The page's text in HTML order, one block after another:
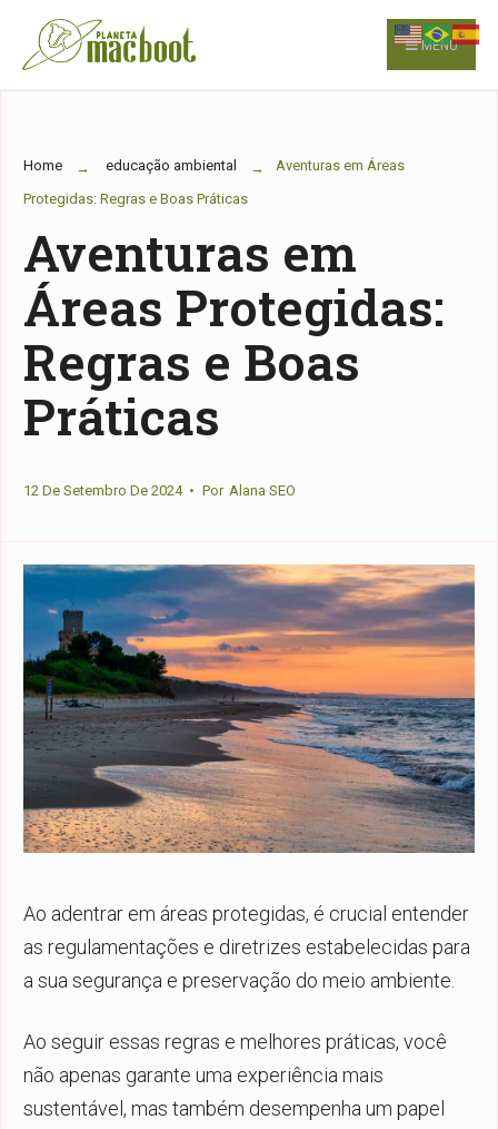
Skip
to
MENU
Home educação ambiental
Aventuras em Áreas
Protegidas: Regras e Boas Práticas
Aventuras em
Áreas Protegidas:
Regras e Boas
Práticas
12 De Setembro De 2024 • Por Alana SEO
Ao adentrar em áreas protegidas, é crucial entender
as regulamentações e diretrizes estabelecidas para
a sua segurança e preservação do meio ambiente.
Ao seguir essas regras e melhores práticas, você
não apenas garante uma experiência mais
sustentável, mas também desempenha um papel